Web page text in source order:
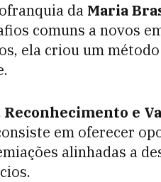
da Maria
comuns a novos
ela criou um
e
em oferecer
alinhadas a